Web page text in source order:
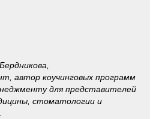
автор коучинговых программ
для представителей
стоматологии и